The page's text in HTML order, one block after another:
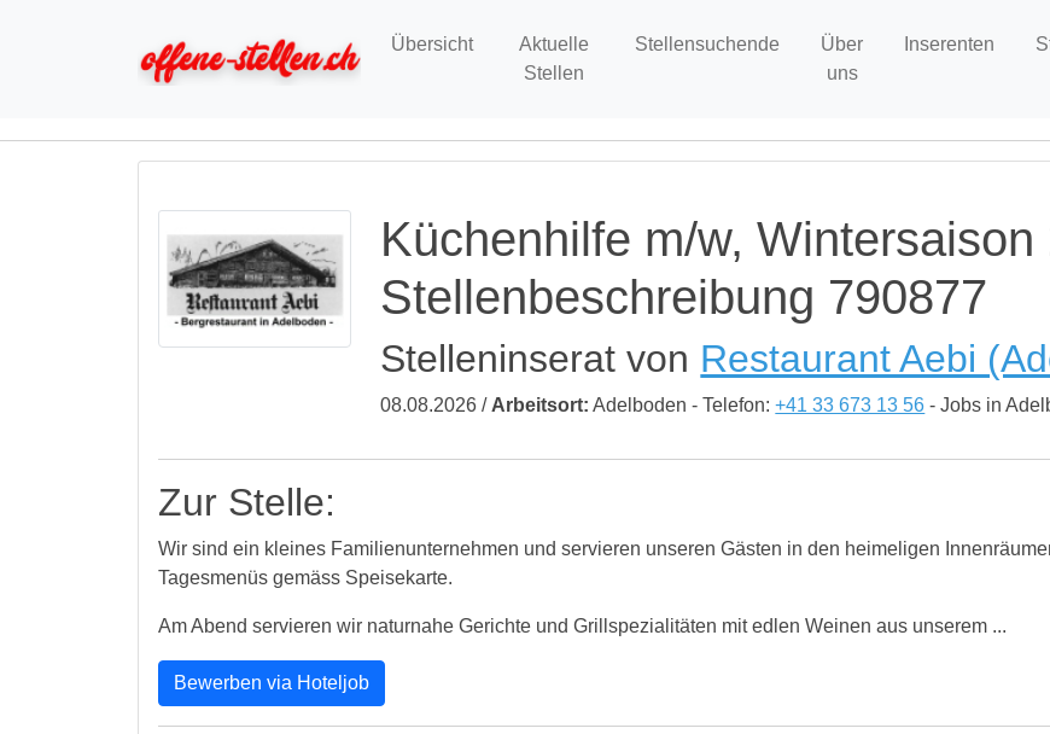
Übersicht
Aktuelle
Stellen
Stellensuchende
Über
uns
Inserenten
Küchenhilfe m/w,
Stellenbeschreibung 790877
Stelleninserat von Restaurant Aebi
08.08.2026 / Arbeitsort: Adelboden - Telefon:+41 33 673 13 56 - Jobs in
Zur Stelle:
Wir sind ein kleines Familienunternehmen und servieren unseren Gästen in den heimeligen
Tagesmenüs gemäss Speisekarte.
Am Abend servieren wir naturnahe Gerichte und Grillspezialitäten mit edlen Weinen aus unserem ...
Bewerben via Hoteljob